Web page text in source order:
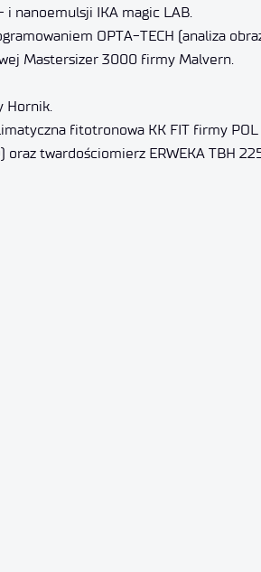
nanoemulsji IKA magic LAB.
OPTA-TECH (analiza
Mastersizer 3000 firmy Malvern.
Hornik.
fitotronowa KK FIT firmy POL
twardościomierz ERWEKA TBH